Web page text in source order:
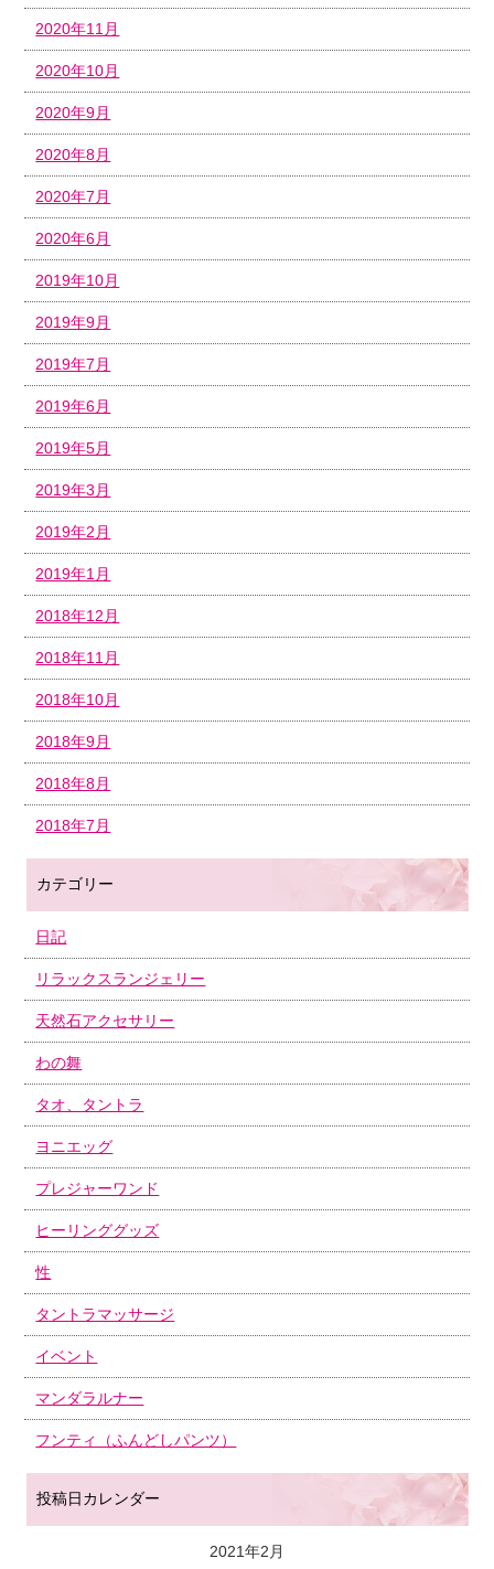
2020年11月
2020年10月
2020年9月
2020年8月
2020年7月
2020年6月
2019年10月
2019年9月
2019年7月
2019年6月
2019年5月
2019年3月
2019年2月
2019年1月
2018年12月
2018年11月
2018年10月
2018年9月
2018年8月
2018年7月
カテゴリー
日記
リラックスランジェリー
天然石アクセサリー
わの舞
タオ、タントラ
ヨニエッグ
プレジャーワンド
ヒーリンググッズ
性
タントラマッサージ
イベント
マンダラルナー
フンティ（ふんどしパンツ）
投稿日カレンダー
2021年2月